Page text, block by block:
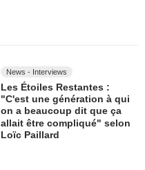
News - Interviews
Les Étoiles Restantes :
"C'est une génération à qui
on a beaucoup dit que ça
allait être compliqué" selon
Loïc Paillard